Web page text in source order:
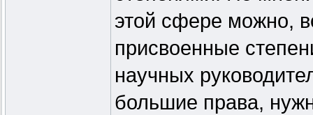
этой сфере можно,
присвоенные
научных
большие права,